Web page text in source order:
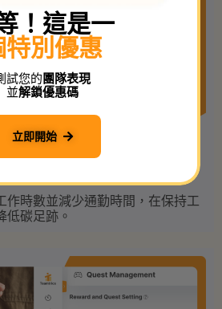
考慮
作時數並減少通勤時間，在保持工
低碳足跡。
！這是一
特別優惠
試您的 團隊表現
並解鎖優惠碼
立即開始